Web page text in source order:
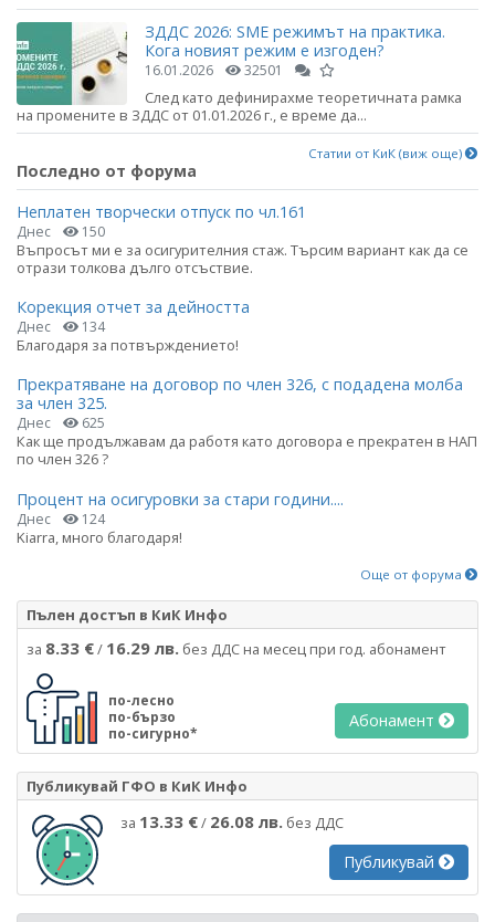
ЗДДС 2026: SME режимът на практика.
Кога новият режим е изгоден?
16.01.2026 32501
След като дефинирахме теоретичната рамка
на промените в ЗДДС от 01.01.2026 г., е време да...
Статии от КиК (виж още)
Последно от форума
Неплатен творчески отпуск по чл.161
Днес 150
Въпросът ми е за осигурителния стаж. Търсим вариант как да се
отрази толкова дълго отсъствие.
Корекция отчет за дейността
Днес 134
Благодаря за потвърждението!
Прекратяване на договор по член 326, с подадена молба
за член 325.
Днес 625
Как ще продължавам да работя като договора е прекратен в НАП
по член 326 ?
Процент на осигуровки за стари години....
Днес 124
Kiarra, много благодаря!
Още от форума
Пълен достъп в КиК Инфо
за 8.33 €/ 16.29 лв. без ДДС на месец при год. абонамент
по-лесно
по-бързо
по-сигурно*
Абонамент
Публикувай ГФО в КиК Инфо
за 13.33 €/ 26.08 лв. без ДДС
Публикувай